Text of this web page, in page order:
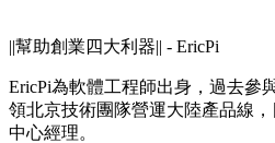
||幫助創業四大利器|| - EricPi
EricPi為軟體工程師出身，過去參
領北京技術團隊營運大陸產品線
中心經理。